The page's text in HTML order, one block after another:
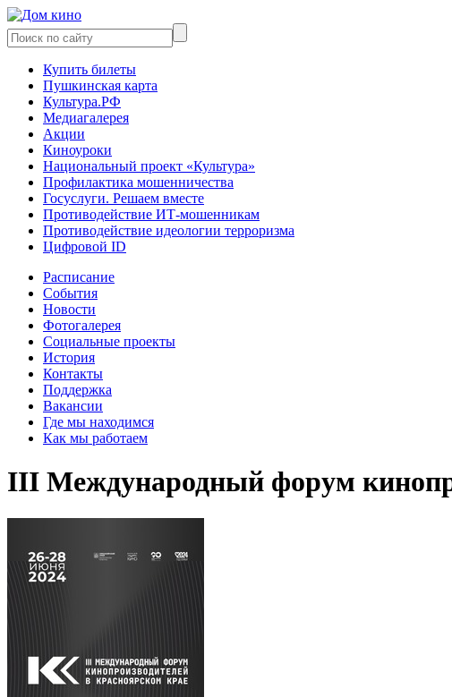
Купить билеты
Пушкинская карта
Культура.РФ
Медиагалерея
Акции
Киноуроки
Национальный проект «Культура»
Профилактика мошенничества
Госуслуги. Решаем вместе
Противодействие ИТ-мошенникам
Противодействие идеологии терроризма
Цифровой ID
Расписание
События
Новости
Фотогалерея
Социальные проекты
История
Контакты
Поддержка
Вакансии
Где мы находимся
Как мы работаем
III Международный форум